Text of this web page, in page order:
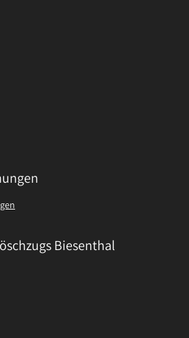
Biesenthal